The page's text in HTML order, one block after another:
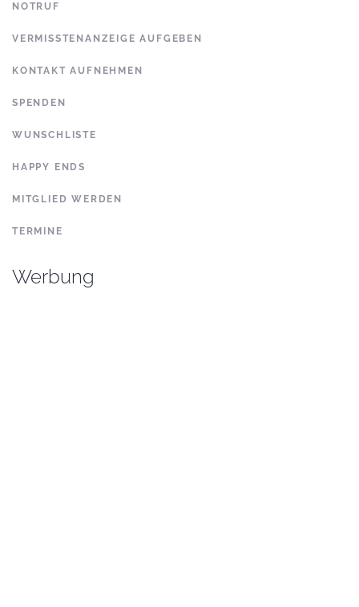
NOTRUF
VERMISSTENANZEIGE AUFGEBEN
KONTAKT AUFNEHMEN
SPENDEN
WUNSCHLISTE
HAPPY ENDS
MITGLIED WERDEN
TERMINE
Werbung